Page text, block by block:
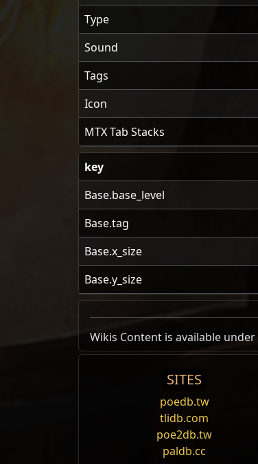
Type
Sound
Tags
Icon
MTX Tab Stacks
key
Base.base_level
Base.tag
Base.x_size
Base.y_size
相同物品 Recipe /1
Wikis Content is available under
SITES
poedb.tw
tlidb.com
poe2db.tw
paldb.cc